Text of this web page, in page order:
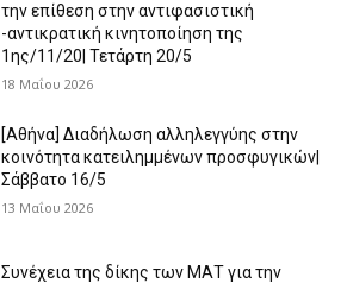
την επίθεση στην αντιφασιστική
-αντικρατική κινητοποίηση της
1ης/11/20| Τετάρτη 20/5
18 Μαΐου 2026
[Αθήνα] Διαδήλωση αλληλεγγύης στην
κοινότητα κατειλημμένων προσφυγικών|
Σάββατο 16/5
13 Μαΐου 2026
Συνέχεια της δίκης των ΜΑΤ για την